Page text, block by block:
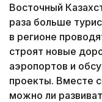
Восточный
раза больше
в регионе
строят новые
аэропортов и
проекты. Вместе
можно ли